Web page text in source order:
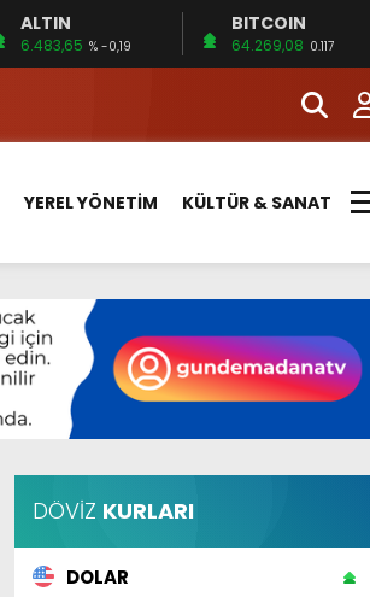
ALTIN
6.483,65 % -0,19
BITCOIN
64.269,08 0.117
YEREL YÖNETİM KÜLTÜR & SANAT
DÖVİZ KURLARI
DOLAR